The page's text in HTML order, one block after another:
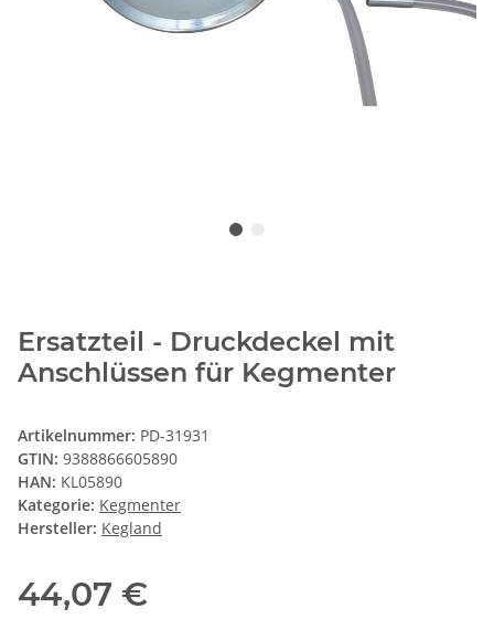
Ersatzteil - Druckdeckel mit
Anschlüssen für Kegmenter
Artikelnummer: PD-31931
GTIN: 9388866605890
HAN: KL05890
Kategorie: Kegmenter
Hersteller: Kegland
44,07 €